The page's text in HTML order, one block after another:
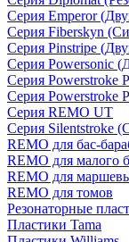
Серия Emperor
Серия Fiberskyn
Серия Pinstripe
Серия Powersonic
Серия Powerstroke
Серия Powerstroke
Серия REMO UT
Серия Silentstroke
REMO для бас-
REMO для малого
REMO для
REMO для томов
Резонаторные
Пластики Tama